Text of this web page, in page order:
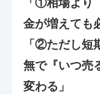
「①相場より
金が増えても
「②ただし短
無で『いつ売
変わる」